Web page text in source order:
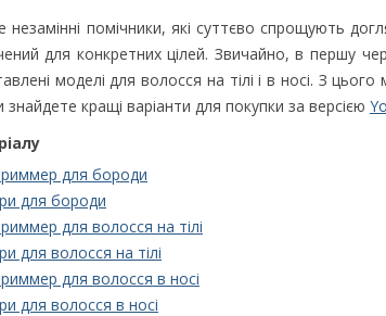
помічники, які суттєво спрощують
для конкретних цілей. Звичайно, в першу
моделі для волосся на тілі і в носі. З
знайдете кращі варіанти для покупки за версією
для бороди
для бороди
для волосся на тілі
для волосся на тілі
для волосся в носі
для волосся в носі